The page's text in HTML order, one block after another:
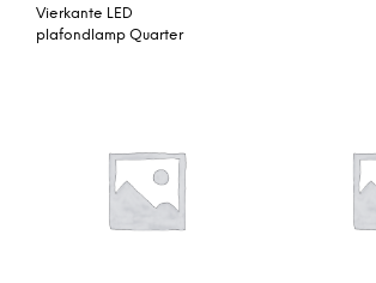
Vierkante LED
plafondlamp Quarter